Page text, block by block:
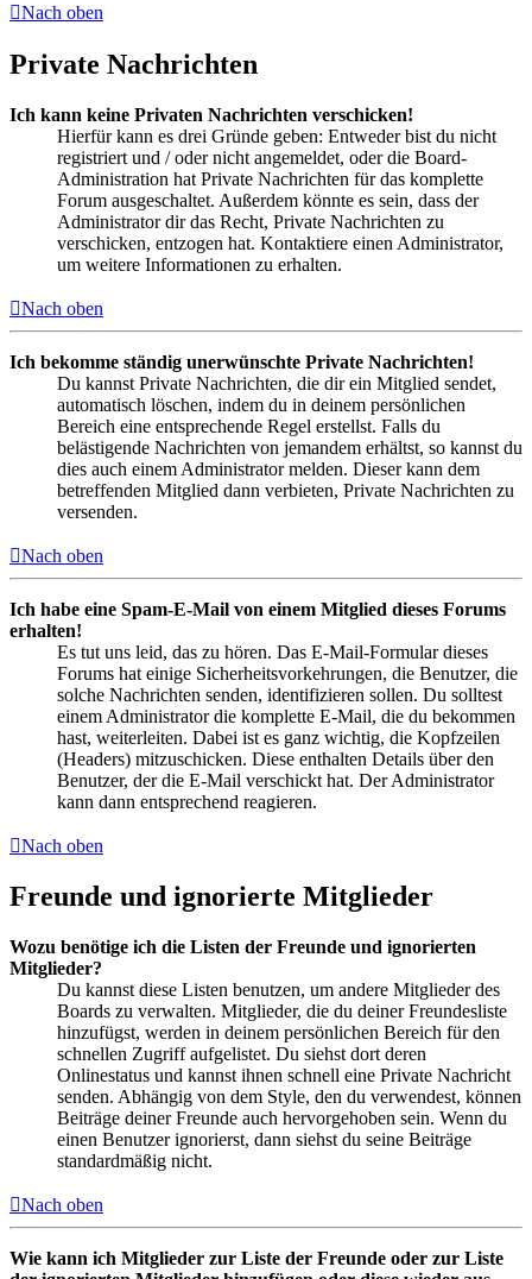
Nach oben
Private Nachrichten
Ich kann keine Privaten Nachrichten verschicken!
Hierfür kann es drei Gründe geben: Entweder bist du nicht
registriert und / oder nicht angemeldet, oder die Board-
Administration hat Private Nachrichten für das komplette
Forum ausgeschaltet. Außerdem könnte es sein, dass der
Administrator dir das Recht, Private Nachrichten zu
verschicken, entzogen hat. Kontaktiere einen Administrator,
um weitere Informationen zu erhalten.
Nach oben
Ich bekomme ständig unerwünschte Private Nachrichten!
Du kannst Private Nachrichten, die dir ein Mitglied sendet,
automatisch löschen, indem du in deinem persönlichen
Bereich eine entsprechende Regel erstellst. Falls du
belästigende Nachrichten von jemandem erhältst, so kannst du
dies auch einem Administrator melden. Dieser kann dem
betreffenden Mitglied dann verbieten, Private Nachrichten zu
versenden.
Nach oben
Ich habe eine Spam-E-Mail von einem Mitglied dieses Forums
erhalten!
Es tut uns leid, das zu hören. Das E-Mail-Formular dieses
Forums hat einige Sicherheitsvorkehrungen, die Benutzer, die
solche Nachrichten senden, identifizieren sollen. Du solltest
einem Administrator die komplette E-Mail, die du bekommen
hast, weiterleiten. Dabei ist es ganz wichtig, die Kopfzeilen
(Headers) mitzuschicken. Diese enthalten Details über den
Benutzer, der die E-Mail verschickt hat. Der Administrator
kann dann entsprechend reagieren.
Nach oben
Freunde und ignorierte Mitglieder
Wozu benötige ich die Listen der Freunde und ignorierten
Mitglieder?
Du kannst diese Listen benutzen, um andere Mitglieder des
Boards zu verwalten. Mitglieder, die du deiner Freundesliste
hinzufügst, werden in deinem persönlichen Bereich für den
schnellen Zugriff aufgelistet. Du siehst dort deren
Onlinestatus und kannst ihnen schnell eine Private Nachricht
senden. Abhängig von dem Style, den du verwendest, können
Beiträge deiner Freunde auch hervorgehoben sein. Wenn du
einen Benutzer ignorierst, dann siehst du seine Beiträge
standardmäßig nicht.
Nach oben
Wie kann ich Mitglieder zur Liste der Freunde oder zur Liste